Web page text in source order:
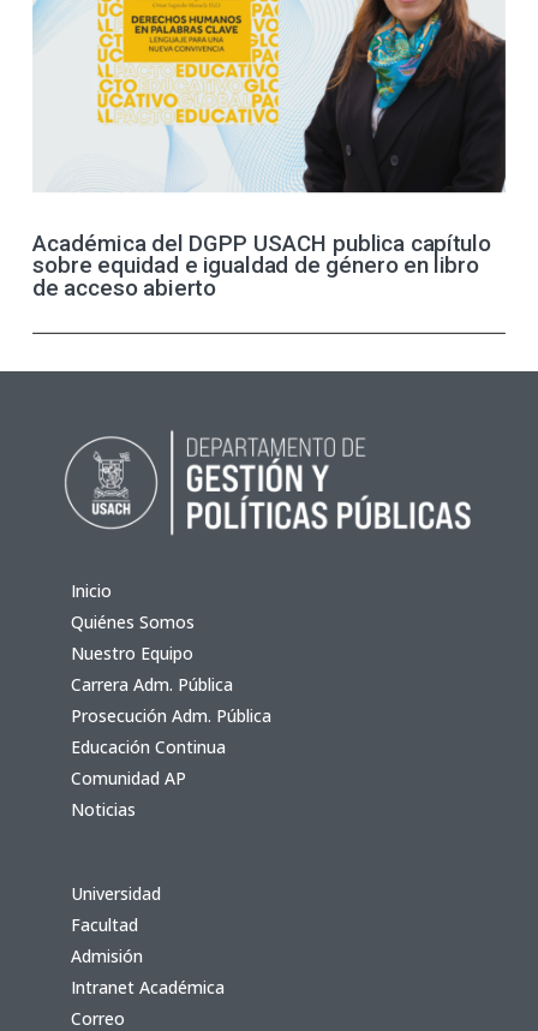
Académica del DGPP USACH publica capítulo
sobre equidad e igualdad de género en libro
de acceso abierto
Inicio
Quiénes Somos
Nuestro Equipo
Carrera Adm. Pública
Prosecución Adm. Pública
Educación Continua
Comunidad AP
Noticias
Universidad
Facultad
Admisión
Intranet Académica
Correo